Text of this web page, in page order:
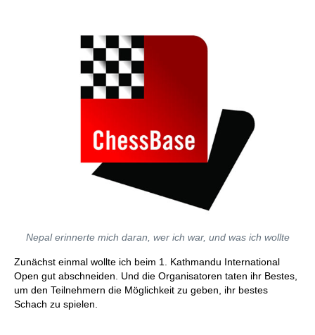
Nepal erinnerte mich daran, wer ich war, und was ich wollte
Zunächst einmal wollte ich beim 1. Kathmandu International
Open gut abschneiden. Und die Organisatoren taten ihr Bestes,
um den Teilnehmern die Möglichkeit zu geben, ihr bestes
Schach zu spielen.